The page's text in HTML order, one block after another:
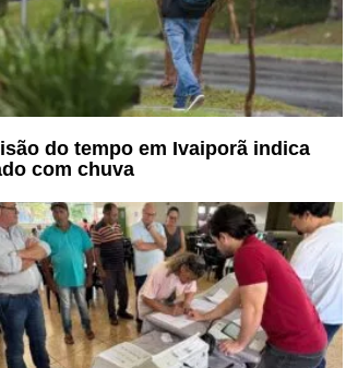
do tempo em Ivaiporã indica
com chuva